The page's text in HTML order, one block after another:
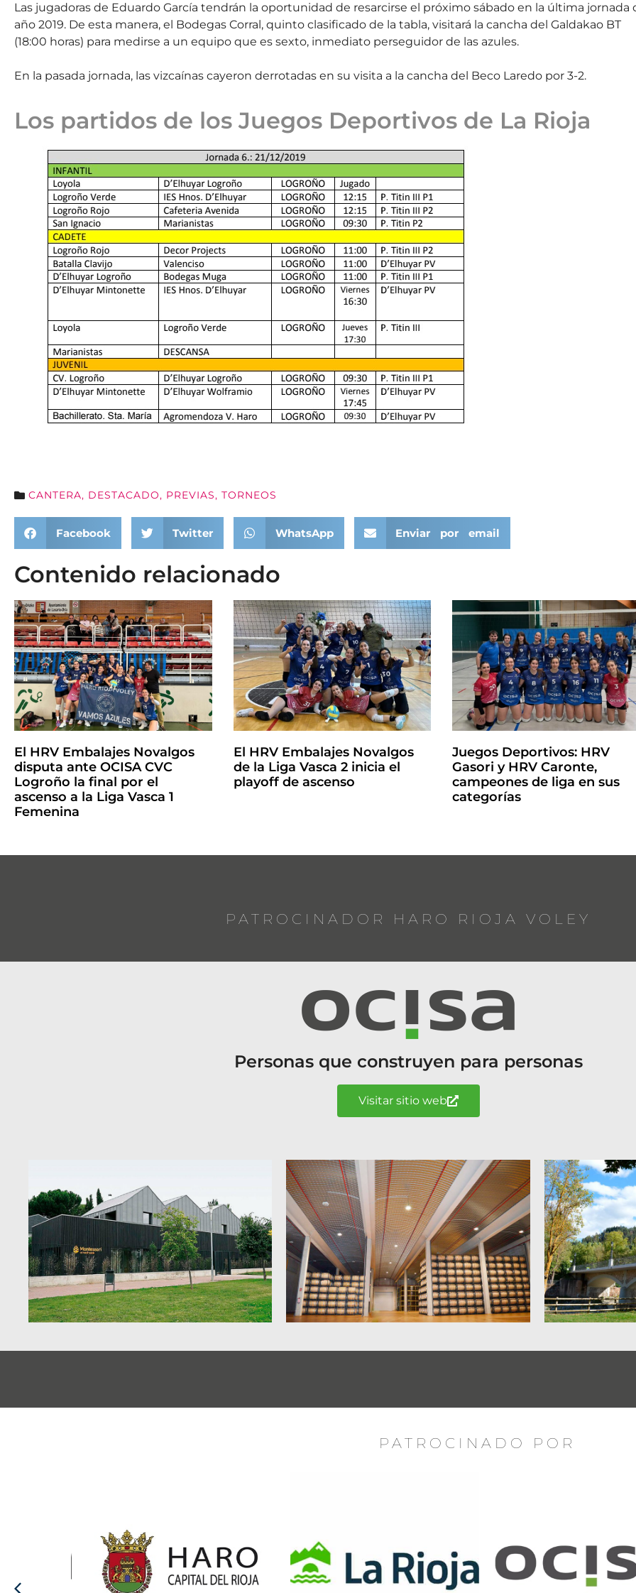
Las jugadoras de Eduardo García tendrán la oportunidad de resarcirse el próximo sábado en la última jornada
año 2019. De esta manera, el Bodegas Corral, quinto clasificado de la tabla, visitará la cancha del Galdakao BT
(18:00 horas) para medirse a un equipo que es sexto, inmediato perseguidor de las azules.
En la pasada jornada, las vizcaínas cayeron derrotadas en su visita a la cancha del Beco Laredo por 3-2.
Los partidos de los Juegos Deportivos de La Rioja
CANTERA, DESTACADO, PREVIAS, TORNEOS
Facebook Twitter WhatsApp Enviar por email
Contenido relacionado
El HRV Embalajes Novalgos
disputa ante OCISA CVC
Logroño la final por el
ascenso a la Liga Vasca 1
Femenina
El HRV Embalajes Novalgos
de la Liga Vasca 2 inicia el
playoff de ascenso
Juegos Deportivos: HRV
Gasori y HRV Caronte,
campeones de liga en sus
categorías
PATROCINADOR HARO RIOJA VOLEY
Personas que construyen para personas
Visitar sitio web
PATROCINADO POR